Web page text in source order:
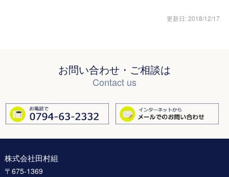
更新日: 2018/12/17
お問い合わせ・ご相談は
Contact us
株式会社田村組
〒675-1369